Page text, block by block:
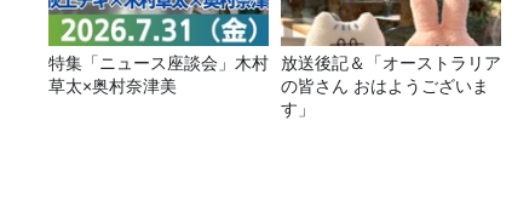
特集「ニュース座談会」木村
草太×奥村奈津美
放送後記＆「オーストラリア
の皆さん おはようございま
す」